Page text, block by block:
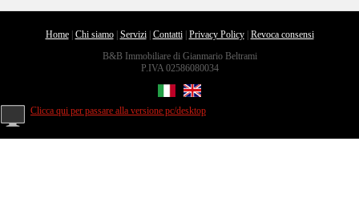
Home| Chi siamo| Servizi| Contatti| Privacy Policy| Revoca consensi
B&B Immobiliare di Gianmario Beltrami
P.IVA 02586080034
Clicca qui per passare alla versione pc/desktop